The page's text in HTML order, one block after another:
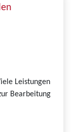
Leistungen
Bearbeitung